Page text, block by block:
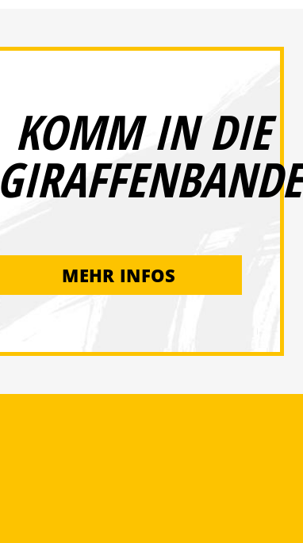
KOMM IN DIE
GIRAFFENBANDE
MEHR INFOS